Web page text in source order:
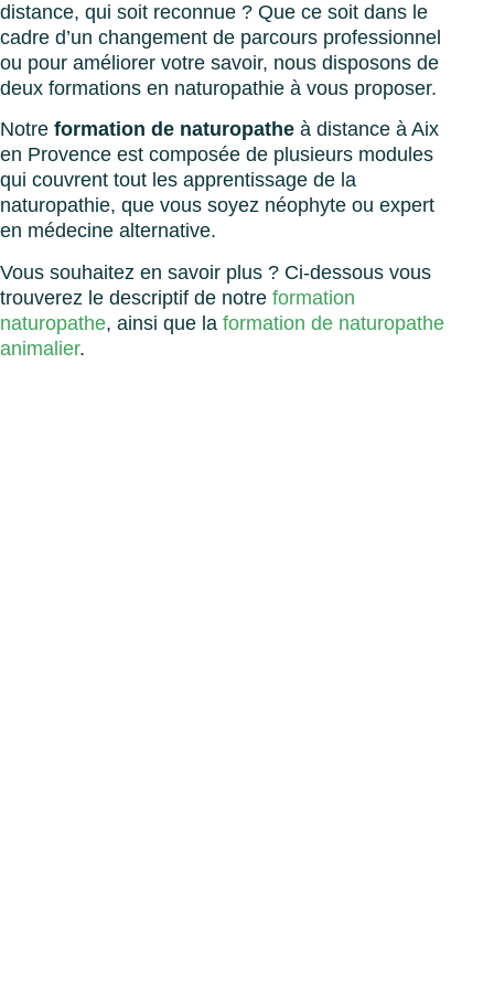
distance, qui soit reconnue ? Que ce soit dans le
cadre d’un changement de parcours professionnel
ou pour améliorer votre savoir, nous disposons de
deux formations en naturopathie à vous proposer.
Notre formation de naturopathe à distance à Aix
en Provence est composée de plusieurs modules
qui couvrent tout les apprentissage de la
naturopathie, que vous soyez néophyte ou expert
en médecine alternative.
Vous souhaitez en savoir plus ? Ci-dessous vous
trouverez le descriptif de notre formation
naturopathe, ainsi que la formation de naturopathe
animalier.